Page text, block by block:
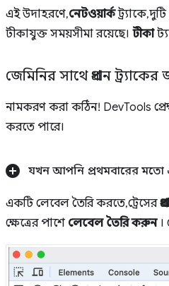
এই উদাহরণে,নেটওয়ার্কট্র্যাকে,
টীকাযুক্ত সময়সীমা রয়েছে। টীকা
জেমিনির সাথে প্রধান
নামকরণ করা কঠিন! DevTools
করতে পারে।
যখন আপনি প্রথমবারের মতো
একটি লেবেল তৈরি করতে, ট্রেসের
ক্ষেত্রের পাশে লেবেল তৈরি করুন।